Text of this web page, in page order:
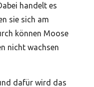
handelt es
sie sich am
können Moose
nicht wachsen
dafür wird das